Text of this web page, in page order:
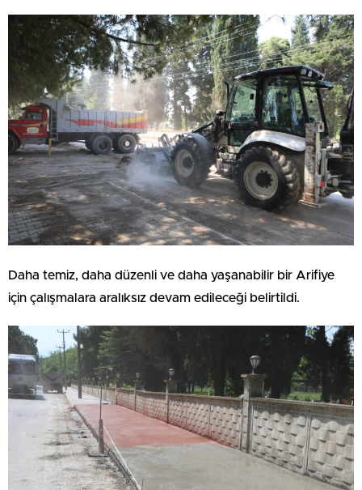
Daha temiz, daha düzenli ve daha yaşanabilir bir Arifiye
için çalışmalara aralıksız devam edileceği belirtildi.